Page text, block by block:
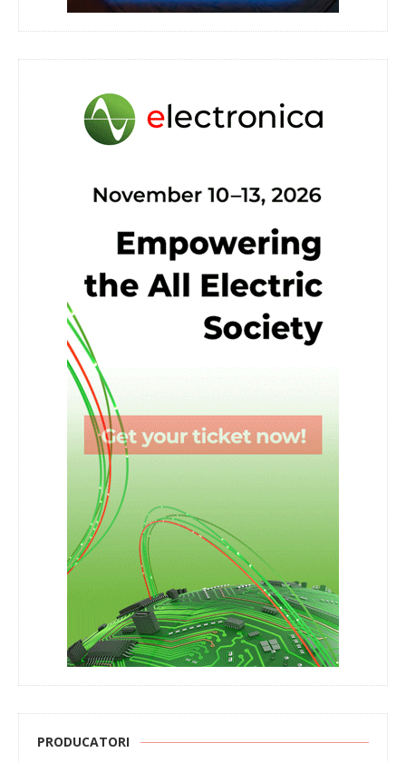
PRODUCATORI